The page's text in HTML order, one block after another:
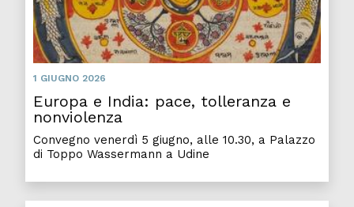
1 GIUGNO 2026
Europa e India: pace, tolleranza e
nonviolenza
Convegno venerdì 5 giugno, alle 10.30, a Palazzo
di Toppo Wassermann a Udine